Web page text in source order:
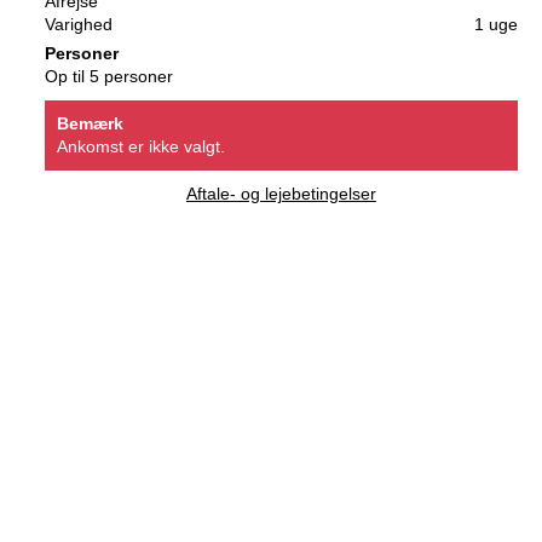
Varighed
1 uge
Personer
Op til 5 personer
Bemærk
Ankomst er ikke valgt.
Aftale- og lejebetingelser